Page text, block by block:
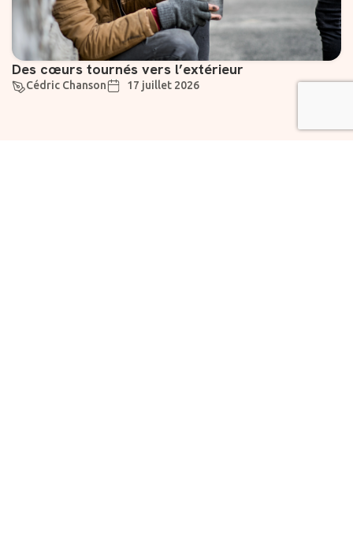
Des cœurs tournés vers l’extérieur
Cédric Chanson 17 juillet 2026